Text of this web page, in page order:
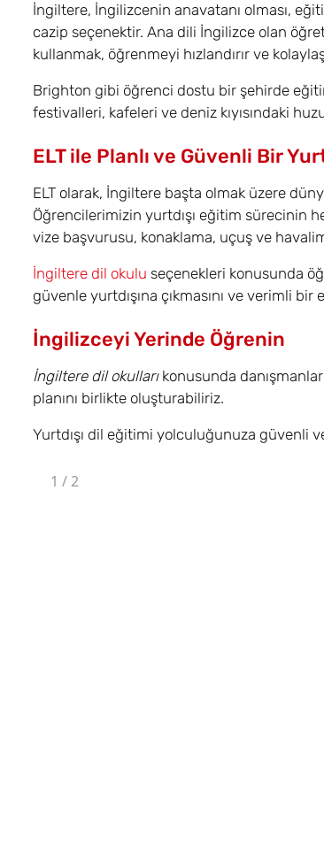
İngiltere, İngilizcenin anavatanı olması,
cazip seçenektir. Ana dili İngilizce olan
kullanmak, öğrenmeyi hızlandırır ve
Brighton gibi öğrenci dostu bir şehirde
festivalleri, kafeleri ve deniz kıyısındaki
ELT ile Planlı ve Güvenli Bir
ELT olarak, İngiltere başta olmak üzere
Öğrencilerimizin yurtdışı eğitim sürecinin
vize başvurusu, konaklama, uçuş ve
İngiltere dil okulu seçenekleri konusunda
güvenle yurtdışına çıkmasını ve verimli
İngilizceyi Yerinde Öğrenin
İngiltere dil okullarıkonusunda
planını birlikte oluşturabiliriz.
Yurtdışı dil eğitimi yolculuğunuza güvenli
1 /2